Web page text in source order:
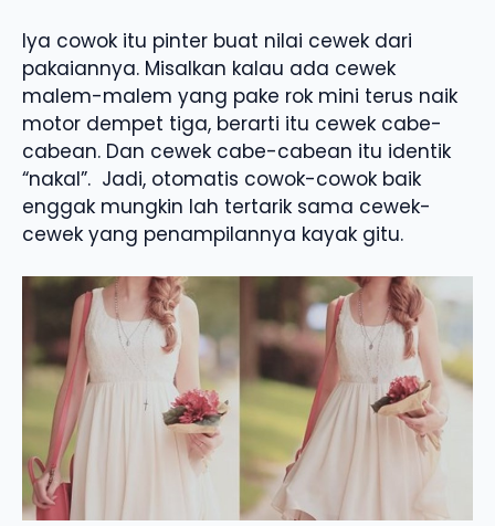
Iya cowok itu pinter buat nilai cewek dari
pakaiannya. Misalkan kalau ada cewek
malem-malem yang pake rok mini terus naik
motor dempet tiga, berarti itu cewek cabe-
cabean. Dan cewek cabe-cabean itu identik
“nakal”. Jadi, otomatis cowok-cowok baik
enggak mungkin lah tertarik sama cewek-
cewek yang penampilannya kayak gitu.